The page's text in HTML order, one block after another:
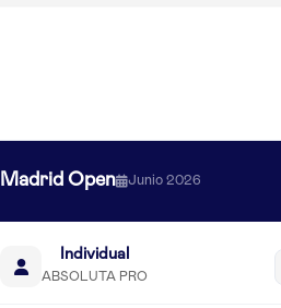
Madrid Open Junio 2026
Individual
ABSOLUTA PRO